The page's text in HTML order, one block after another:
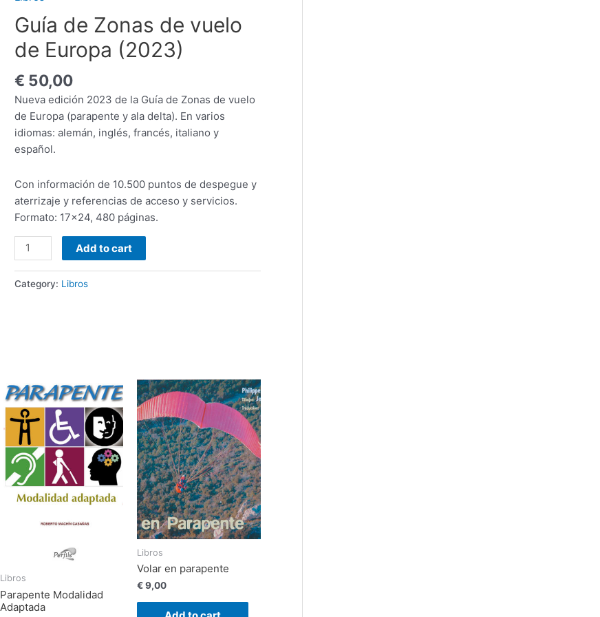
Guía de Zonas de vuelo
de Europa (2023)
€ 50,00
Nueva edición 2023 de la Guía de Zonas de vuelo
de Europa (parapente y ala delta). En varios
idiomas: alemán, inglés, francés, italiano y
español.
Con información de 10.500 puntos de despegue y
aterrizaje y referencias de acceso y servicios.
Formato: 17×24, 480 páginas.
Guía
de
Add to cart
Category: Libros
Libros
Parapente Modalidad
Adaptada
Libros
Volar en parapente
€9,00